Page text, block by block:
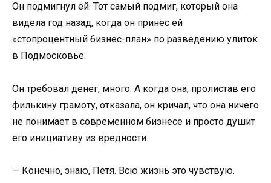
Он подмигнул ей. Тот самый подмиг, который она
видела год назад, когда он принёс ей
«стопроцентный бизнес-план» по разведению улиток
в Подмосковье.
Он требовал денег, много. А когда она, пролистав его
филькину грамоту, отказала, он кричал, что она ничего
не понимает в современном бизнесе и просто душит
его инициативу из вредности.
— Конечно, знаю, Петя. Всю жизнь это чувствую.